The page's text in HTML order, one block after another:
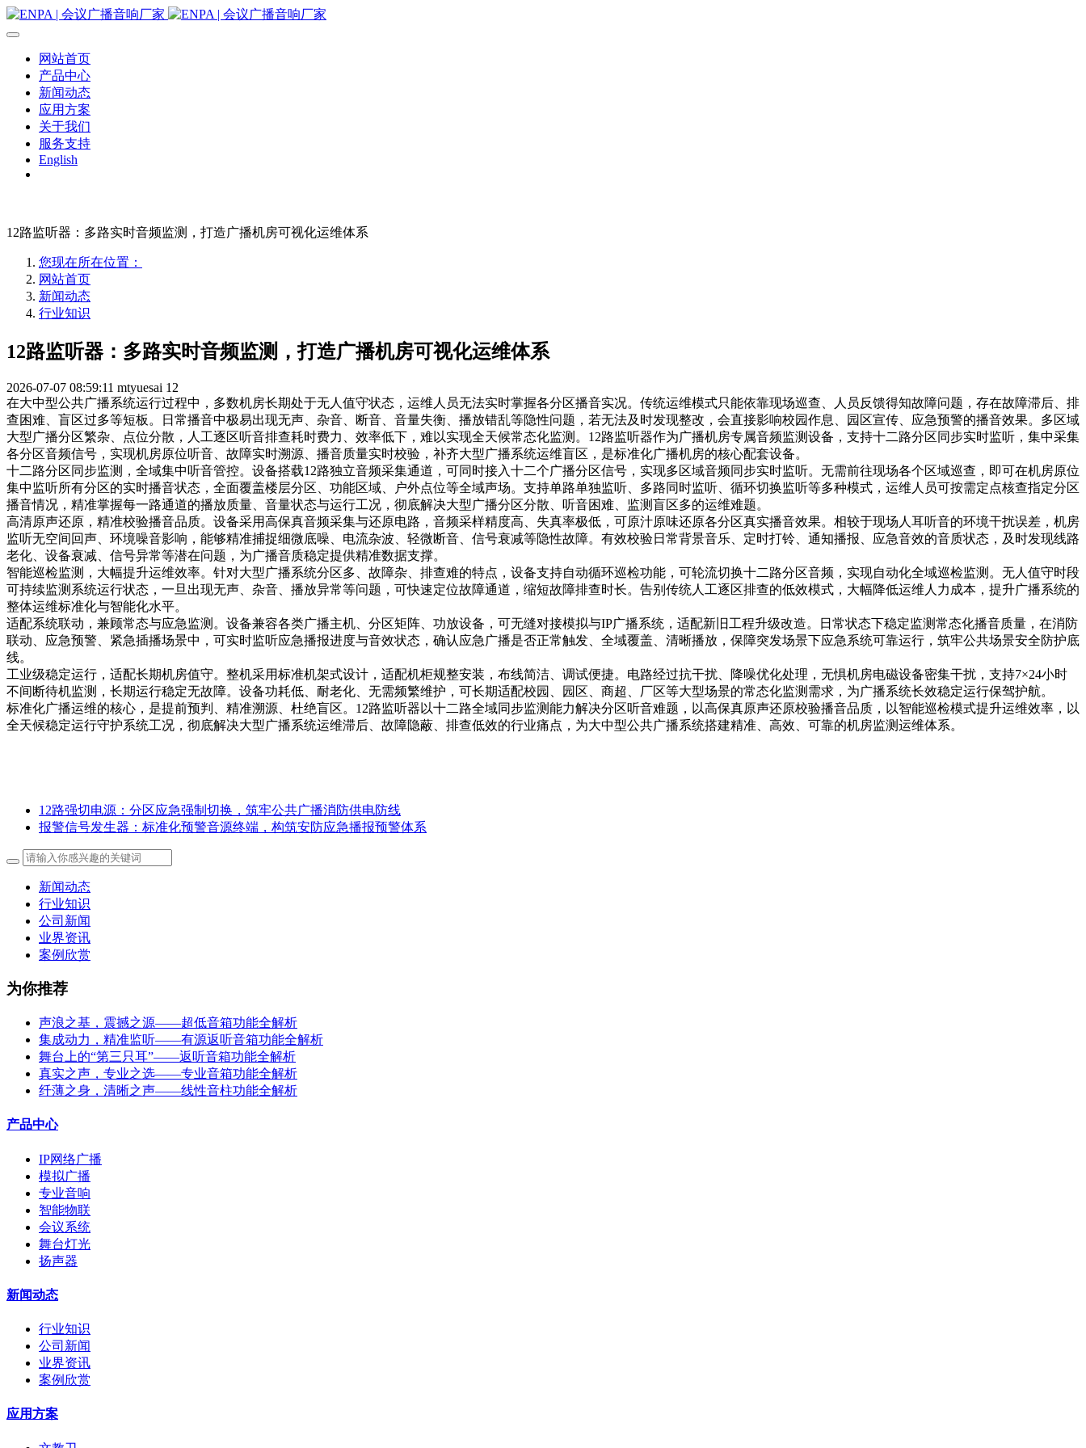
网站首页
产品中心
新闻动态
应用方案
关于我们
服务支持
English
12路监听器：多路实时音频监测，打造广播机房可视化运维体系
您现在所在位置：
网站首页
新闻动态
行业知识
12路监听器：多路实时音频监测，打造广播机房可视化运维体系
2026-07-07 08:59:11 mtyuesai 12
在大中型公共广播系统运行过程中，多数机房长期处于无人值守状态，运维人员无法实时掌握各分区播音实况。传统运维模式只能依靠现场巡查、人员反馈得知故障问题，存在故障滞后、排
查困难、盲区过多等短板。日常播音中极易出现无声、杂音、断音、音量失衡、播放错乱等隐性问题，若无法及时发现整改，会直接影响校园作息、园区宣传、应急预警的播音效果。多区域
大型广播分区繁杂、点位分散，人工逐区听音排查耗时费力、效率低下，难以实现全天候常态化监测。12路监听器作为广播机房专属音频监测设备，支持十二路分区同步实时监听，集中采集
各分区音频信号，实现机房原位听音、故障实时溯源、播音质量实时校验，补齐大型广播系统运维盲区，是标准化广播机房的核心配套设备。
十二路分区同步监测，全域集中听音管控。设备搭载12路独立音频采集通道，可同时接入十二个广播分区信号，实现多区域音频同步实时监听。无需前往现场各个区域巡查，即可在机房原位
集中监听所有分区的实时播音状态，全面覆盖楼层分区、功能区域、户外点位等全域声场。支持单路单独监听、多路同时监听、循环切换监听等多种模式，运维人员可按需定点核查指定分区
播音情况，精准掌握每一路通道的播放质量、音量状态与运行工况，彻底解决大型广播分区分散、听音困难、监测盲区多的运维难题。
高清原声还原，精准校验播音品质。设备采用高保真音频采集与还原电路，音频采样精度高、失真率极低，可原汁原味还原各分区真实播音效果。相较于现场人耳听音的环境干扰误差，机房
监听无空间回声、环境噪音影响，能够精准捕捉细微底噪、电流杂波、轻微断音、信号衰减等隐性故障。有效校验日常背景音乐、定时打铃、通知播报、应急音效的音质状态，及时发现线路
老化、设备衰减、信号异常等潜在问题，为广播音质稳定提供精准数据支撑。
智能巡检监测，大幅提升运维效率。针对大型广播系统分区多、故障杂、排查难的特点，设备支持自动循环巡检功能，可轮流切换十二路分区音频，实现自动化全域巡检监测。无人值守时段
可持续监测系统运行状态，一旦出现无声、杂音、播放异常等问题，可快速定位故障通道，缩短故障排查时长。告别传统人工逐区排查的低效模式，大幅降低运维人力成本，提升广播系统的
整体运维标准化与智能化水平。
适配系统联动，兼顾常态与应急监测。设备兼容各类广播主机、分区矩阵、功放设备，可无缝对接模拟与IP广播系统，适配新旧工程升级改造。日常状态下稳定监测常态化播音质量，在消防
联动、应急预警、紧急插播场景中，可实时监听应急播报进度与音效状态，确认应急广播是否正常触发、全域覆盖、清晰播放，保障突发场景下应急系统可靠运行，筑牢公共场景安全防护底
线。
工业级稳定运行，适配长期机房值守。整机采用标准机架式设计，适配机柜规整安装，布线简洁、调试便捷。电路经过抗干扰、降噪优化处理，无惧机房电磁设备密集干扰，支持7×24小时
不间断待机监测，长期运行稳定无故障。设备功耗低、耐老化、无需频繁维护，可长期适配校园、园区、商超、厂区等大型场景的常态化监测需求，为广播系统长效稳定运行保驾护航。
标准化广播运维的核心，是提前预判、精准溯源、杜绝盲区。12路监听器以十二路全域同步监测能力解决分区听音难题，以高保真原声还原校验播音品质，以智能巡检模式提升运维效率，以
全天候稳定运行守护系统工况，彻底解决大型广播系统运维滞后、故障隐蔽、排查低效的行业痛点，为大中型公共广播系统搭建精准、高效、可靠的机房监测运维体系。
12路强切电源：分区应急强制切换，筑牢公共广播消防供电防线
报警信号发生器：标准化预警音源终端，构筑安防应急播报预警体系
新闻动态
行业知识
公司新闻
业界资讯
案例欣赏
为你推荐
声浪之基，震撼之源——超低音箱功能全解析
集成动力，精准监听——有源返听音箱功能全解析
舞台上的“第三只耳”——返听音箱功能全解析
真实之声，专业之选——专业音箱功能全解析
纤薄之身，清晰之声——线性音柱功能全解析
产品中心
IP网络广播
模拟广播
专业音响
智能物联
会议系统
舞台灯光
扬声器
新闻动态
行业知识
公司新闻
业界资讯
案例欣赏
应用方案